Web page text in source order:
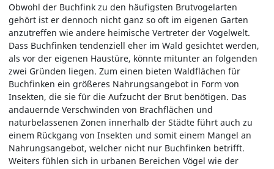
Obwohl der Buchfink zu den häufigsten Brutvogelarten
gehört ist er dennoch nicht ganz so oft im eigenen Garten
anzutreffen wie andere heimische Vertreter der Vogelwelt.
Dass Buchfinken tendenziell eher im Wald gesichtet werden,
als vor der eigenen Haustüre, könnte mitunter an folgenden
zwei Gründen liegen. Zum einen bieten Waldflächen für
Buchfinken ein größeres Nahrungsangebot in Form von
Insekten, die sie für die Aufzucht der Brut benötigen. Das
andauernde Verschwinden von Brachflächen und
naturbelassenen Zonen innerhalb der Städte führt auch zu
einem Rückgang von Insekten und somit einem Mangel an
Nahrungsangebot, welcher nicht nur Buchfinken betrifft.
Weiters fühlen sich in urbanen Bereichen Vögel wie der